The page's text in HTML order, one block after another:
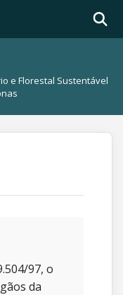
e Florestal Sustentável
97, o
da